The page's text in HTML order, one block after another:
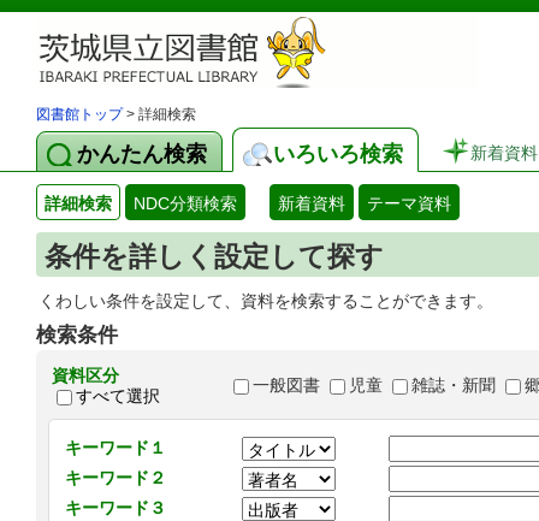
図書館トップ> 詳細検索
かんたん検索 いろいろ検索 新着資料
詳細検索 NDC分類検索 新着資料 テーマ資料
条件を詳しく設定して探す
くわしい条件を設定して、資料を検索することができます。
検索条件
資料区分
すべて選択
一般図書 児童 雑誌・新聞
キーワード１
キーワード２
キーワード３